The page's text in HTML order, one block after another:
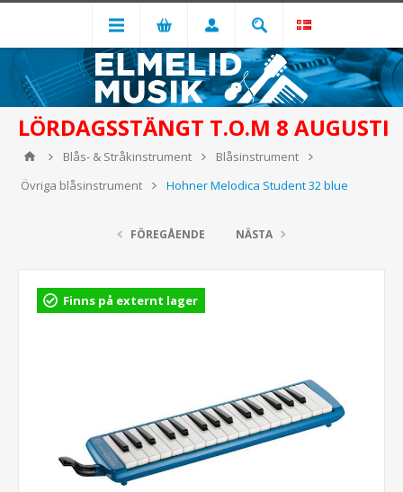
LÖRDAGSSTÄNGT T.O.M 8 AUGUSTI
Blås- & Stråkinstrument
Blåsinstrument
Övriga blåsinstrument
Hohner Melodica Student 32 blue
FÖREGÅENDE NÄSTA
Finns på externt lager